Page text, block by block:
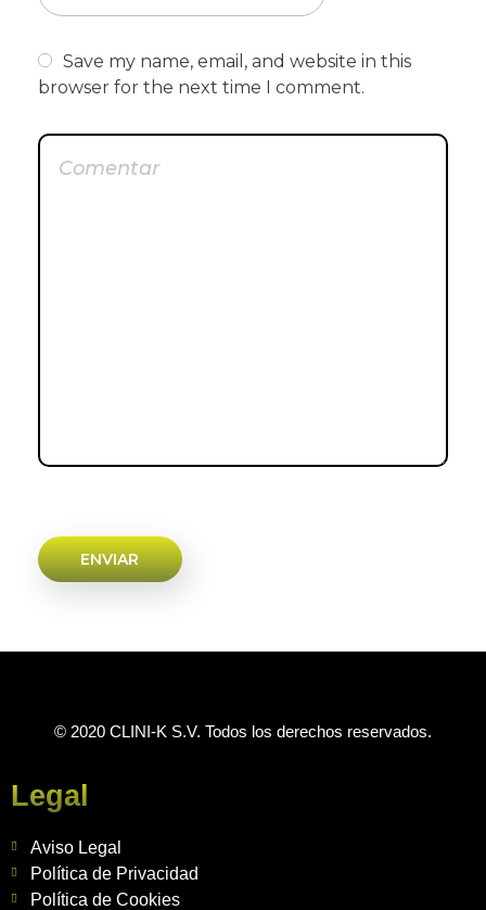
Save my name, email, and website in this
browser for the next time I comment.
© 2020 CLINI-K S.V. Todos los derechos reservados.
Legal
Aviso Legal
Política de Privacidad
Política de Cookies